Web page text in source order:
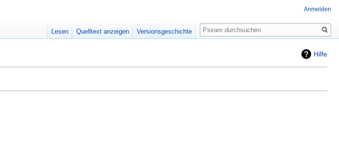
Hilfe
Anmelden
Lesen Quelltext anzeigen Versionsgeschichte
Suche